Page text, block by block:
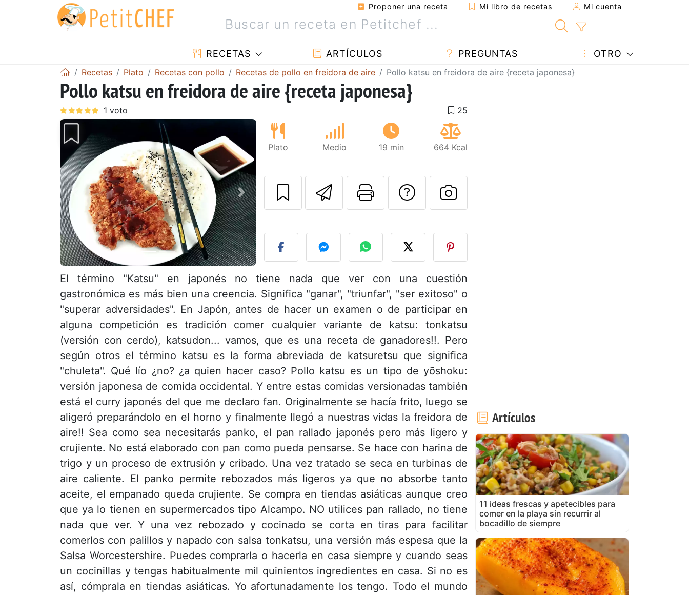
Proponer una receta Mi libro de recetas Mi cuenta
RECETAS ARTÍCULOS PREGUNTAS OTRO
Recetas Plato Recetas con pollo Recetas de pollo en freidora de aire Pollo katsu en freidora de aire {receta japonesa}
Pollo katsu en freidora de aire {receta japonesa}
Anterior Siguiente
Plato Medio 19 min 664 Kcal
Enviar esta receta a un amigo
Imprimir esta página
Preguntar al autor
Publicar la foto de esta receta
El término "Katsu" en japonés no tiene nada que ver con una cuestión
gastronómica es más bien una creencia. Significa "ganar", "triunfar", "ser exitoso" o
"superar adversidades". En Japón, antes de hacer un examen o de participar en
alguna competición es tradición comer cualquier variante de katsu: tonkatsu
(versión con cerdo), katsudon... vamos, que es una receta de ganadores!!. Pero
según otros el término katsu es la forma abreviada de katsuretsu que significa
"chuleta". Qué lío ¿no? ¿a quien hacer caso? Pollo katsu es un tipo de yõshoku:
versión japonesa de comida occidental. Y entre estas comidas versionadas también
está el curry japonés del que me declaro fan. Originalmente se hacía frito, luego se
aligeró preparándolo en el horno y finalmente llegó a nuestras vidas la freidora de
aire!! Sea como sea necesitarás panko, el pan rallado japonés pero más ligero y
crujiente. No está elaborado con pan como pueda pensarse. Se hace con harina de
trigo y un proceso de extrusión y cribado. Una vez tratado se seca en turbinas de
aire caliente. El panko permite rebozados más ligeros ya que no absorbe tanto
aceite, el empanado queda crujiente. Se compra en tiendas asiáticas aunque creo
que ya lo tienen en supermercados tipo Alcampo. NO utilices pan rallado, no tiene
nada que ver. Y una vez rebozado y cocinado se corta en tiras para facilitar
comerlos con palillos y napado con salsa tonkatsu, una versión más espesa que la
Salsa Worcestershire. Puedes comprarla o hacerla en casa siempre y cuando seas
un cocinillas y tengas habitualmente mil quinientos ingredientes en casa. Si no es
así, cómprala en tiendas asiáticas. Yo afortunadamente los tengo. Todo el mundo
Artículos
11 ideas frescas y apetecibles para
comer en la playa sin recurrir al
bocadillo de siempre